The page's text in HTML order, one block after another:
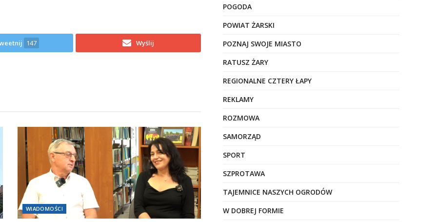
147 Wyślij
WIADOMOŚCI
POGODA
POWIAT ŻARSKI
POZNAJ SWOJE MIASTO
RATUSZ ŻARY
REGIONALNE CZTERY ŁAPY
REKLAMY
ROZMOWA
SAMORZĄD
SPORT
SZPROTAWA
TAJEMNICE NASZYCH OGRODÓW
W DOBREJ FORMIE